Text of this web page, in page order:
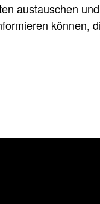
austauschen
können,